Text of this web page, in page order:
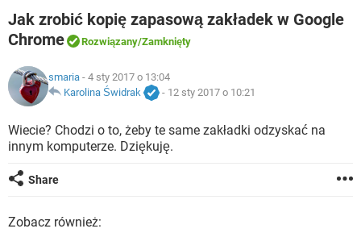
INSTAGRAM FACEBOOK
WINDOWS 10
SPOTIFY
WINDOWS 10
ANDROID TIKTOK
GRY
IOS
INSTAGRAM
WINDOWS 10
FORUM
GRY WHATSAPP
INSTAGRAM
WINDOWS 10
ARTYKUŁY
COVID-19
GRY WHATSAPP
INSTAGRAM
Jak zrobić kopię zapasową zakładek w Google
Chrome
Rozwiązany/Zamknięty
smaria - 4 sty 2017 o 13:04
Karolina Świdrak
- 12 sty 2017 o 10:21
Wiecie? Chodzi o to, żeby te same zakładki odzyskać na
innym komputerze. Dziękuję.
Share
Zobacz również: